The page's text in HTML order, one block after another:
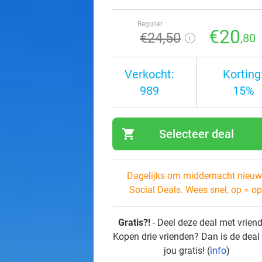
Regulier
€24,50 €20,80
Verkocht:
989
15%
shopping_cart Selecteer deal
Dagelijks om middernacht
Social Deals. Wees snel, op =
Gratis?! - Deel deze deal met
Kopen drie vrienden? Dan is de
jou gratis! (info)